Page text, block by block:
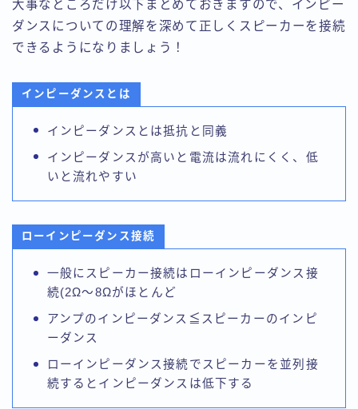
大事なところだけ以下まとめておきますので、インピー
ダンスについての理解を深めて正しくスピーカーを接続
できるようになりましょう！
インピーダンスとは
インピーダンスとは抵抗と同義
インピーダンスが高いと電流は流れにくく、低
いと流れやすい
ローインピーダンス接続
一般にスピーカー接続はローインピーダンス接
続(2Ω〜8Ωがほとんど
アンプのインピーダンス≦スピーカーのインピ
ーダンス
ローインピーダンス接続でスピーカーを並列接
続するとインピーダンスは低下する